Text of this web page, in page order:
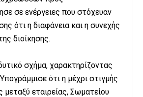
σε ενέργειες που στόχευαν
ότι η διαφάνεια και η συνεχής
διοίκησης.
σχήμα, χαρακτηρίζοντας
ότι η μέχρι στιγμής
εταιρείας, Σωματείου